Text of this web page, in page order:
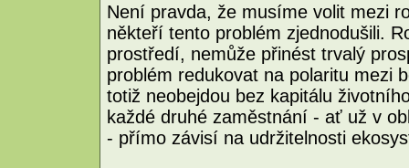
Není pravda, že musíme volit mezi
někteří tento problém zjednodušili.
prostředí, nemůže přinést trvalý
problém redukovat na polaritu mezi
totiž neobejdou bez kapitálu
každé druhé zaměstnání - ať už v
- přímo závisí na udržitelnosti